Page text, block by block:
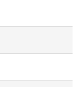
大5％OFF
¥ 82,080 ~